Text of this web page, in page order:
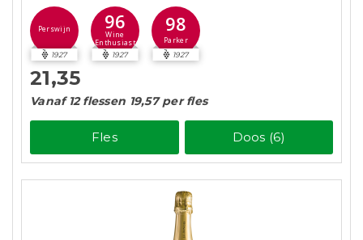
Perswijn
1927
96
Wine
Enthusiast
1927
98
Parker
1927
21,35
Vanaf 12 flessen 19,57 per fles
Fles Doos (6)